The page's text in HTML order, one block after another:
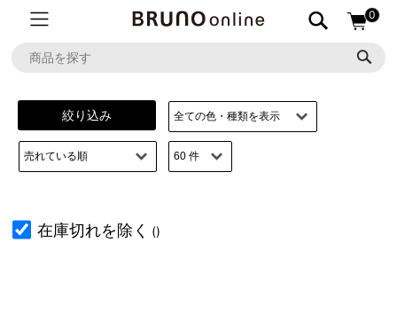
0
絞り込み
在庫切れを除く ()